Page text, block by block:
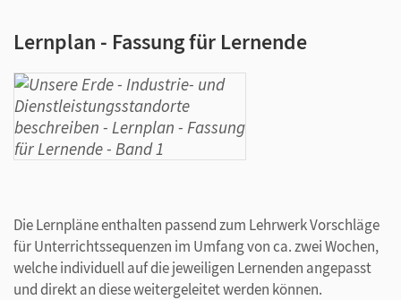
Lernplan - Fassung für Lernende
Die Lernpläne enthalten passend zum Lehrwerk Vorschläge
für Unterrichtssequenzen im Umfang von ca. zwei Wochen,
welche individuell auf die jeweiligen Lernenden angepasst
und direkt an diese weitergeleitet werden können.